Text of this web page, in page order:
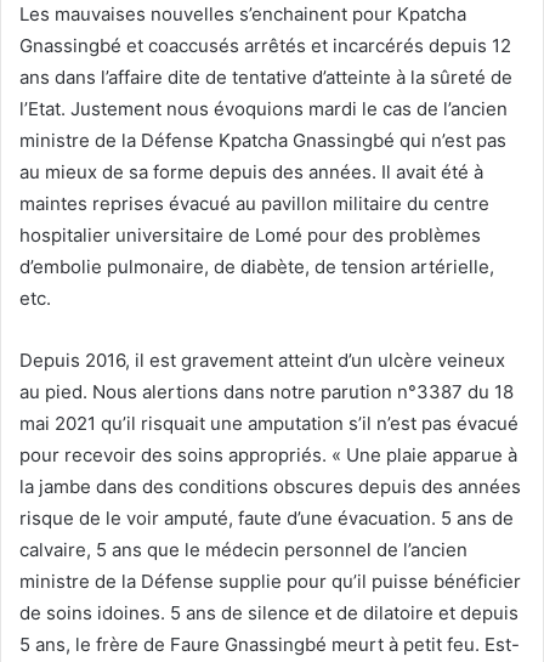
Les mauvaises nouvelles s’enchainent pour Kpatcha
Gnassingbé et coaccusés arrêtés et incarcérés depuis 12
ans dans l’affaire dite de tentative d’atteinte à la sûreté de
l’Etat. Justement nous évoquions mardi le cas de l’ancien
ministre de la Défense Kpatcha Gnassingbé qui n’est pas
au mieux de sa forme depuis des années. Il avait été à
maintes reprises évacué au pavillon militaire du centre
hospitalier universitaire de Lomé pour des problèmes
d’embolie pulmonaire, de diabète, de tension artérielle,
etc.
Depuis 2016, il est gravement atteint d’un ulcère veineux
au pied. Nous alertions dans notre parution n°3387 du 18
mai 2021 qu’il risquait une amputation s’il n’est pas évacué
pour recevoir des soins appropriés. « Une plaie apparue à
la jambe dans des conditions obscures depuis des années
risque de le voir amputé, faute d’une évacuation. 5 ans de
calvaire, 5 ans que le médecin personnel de l’ancien
ministre de la Défense supplie pour qu’il puisse bénéficier
de soins idoines. 5 ans de silence et de dilatoire et depuis
5 ans, le frère de Faure Gnassingbé meurt à petit feu. Est-